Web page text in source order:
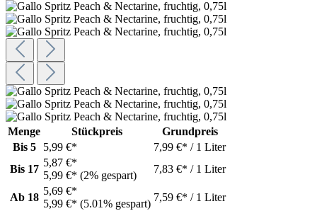
Menge Stückpreis
Grundpreis
Bis 5 5,99 €*
7,99 €* / 1 Liter
Bis 17
5,87 €*
5,99 €* (2% gespart)
7,83 €* / 1 Liter
Ab 18
5,69 €*
5,99 €* (5.01% gespart)
7,59 €* / 1 Liter